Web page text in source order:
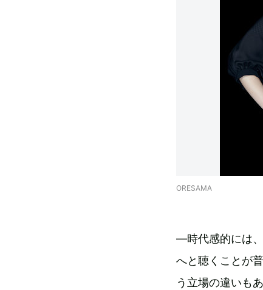
ORESAMA
—時代感的には
へと聴くことが
う立場の違いも